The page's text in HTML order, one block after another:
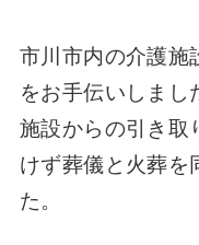
市川市内の介護施
をお手伝いしまし
施設からの引き取
けず葬儀と火葬を
た。